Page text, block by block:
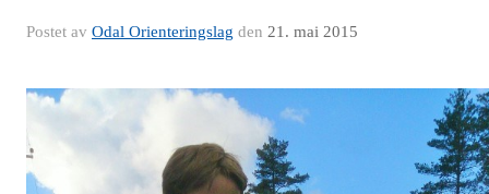
Postet av Odal Orienteringslag den 21. mai 2015